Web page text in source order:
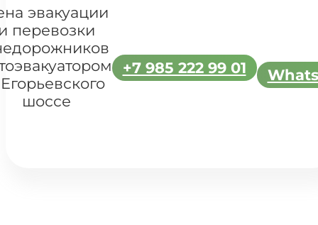
эвакуации
перевозки
шоссе
+7 985 222 99 01